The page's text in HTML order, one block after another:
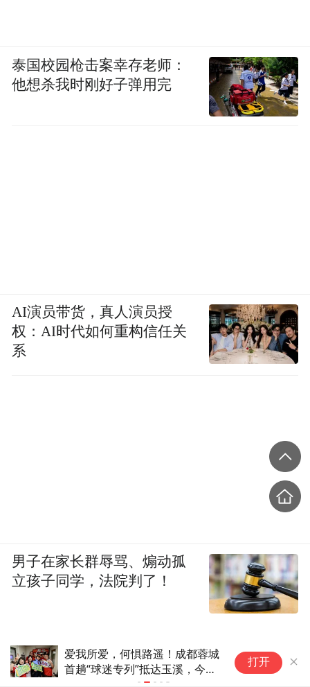
爱我所爱，何惧路遥！成都蓉城
首趟“球迷专列”抵达玉溪，今夜
雄起声将响彻高原
打开
泰国校园枪击案幸存老师：
他想杀我时刚好子弹用完
AI演员带货，真人演员授
权：AI时代如何重构信任关
系
男子在家长群辱骂、煽动孤
立孩子同学，法院判了！